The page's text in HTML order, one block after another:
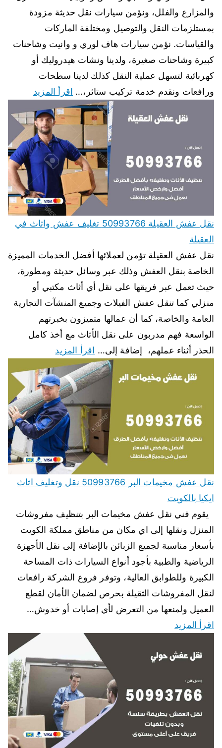
والمزارع والفلل، ونؤمن سيارات نقل حديثة مزودة
بمستلزمات النقل والتوصيل ومختلفة الماركات
والقياسات. نؤمن سيارات هاف لوري و وانيت وشاحنات
كبيرة وشاحنات صغيرة، ولدينا ونشات هيدروليك أو
كهربائية لتسهل عملية النقل كذلك لدينا سطحات
ورافعات ونقدم خدمة تركيب ستائر،… اقرأ المزيد
نقل عفش العقيلة 50993766 تغليف عفش واثاث في
العقيلة
نقل عفش العقيلة تؤمن لعملائها أفضل الخدمات المميزة
الخاصة بنقل العفش وذلك عبر وسائل حديثة ومطورة،
حيث تعمل عبر فريقها على نقل أي أثاث مكتبي أو
منزلي كما تنقل عفش الفيلات وجميع المنشآت التجارية
العامة والخاصة، كما أن عمالها متميزون بخبرتهم
الواسعة فهم مدربون على نقل الأثاث مع أخذ كامل
الحذر أثناء عملهم، إضافة إلى… اقرأ المزيد
نقل عفش مخيمات البر 50993766 نقل وتغليف اثاث
ايكيا بالكويت
يقوم فني نقل عفش مخيمات البر بتنظيف مفروشات
المنزل ونقلها إلى اي مكان من مناطق مملكة الكويت
بأسعار مناسبة لجميع الزبائن بالإضافة إلى نقل الأجهزة
الرياضية والطبية بأجود أنواع السيارات ذات المساحة
الكبيرة وللطوابق العالية، وتوفر فروع الشركة رافعات
لنقل المفروشات الثقيلة بحرص لضمان الأمان لقطع
العميل ولمنعها من التعرض لأي إصابات أو خدوش…
اقرأ المزيد